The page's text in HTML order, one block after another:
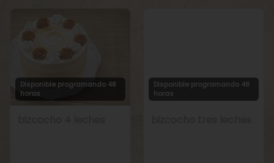
Disponible programando 48
horas
Disponible programando 48
horas